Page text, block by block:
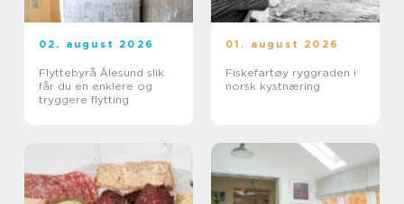
02. august 2026
Flyttebyrå Ålesund slik
får du en enklere og
tryggere flytting
01. august 2026
Fiskefartøy ryggraden i
norsk kystnæring